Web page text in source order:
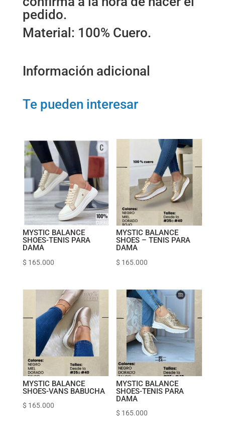
pedido.
Material: 100% Cuero.
Información adicional
Te pueden interesar
MYSTIC BALANCE
SHOES-TENIS PARA
DAMA
$ 165.000
MYSTIC BALANCE
SHOES – TENIS PARA
DAMA
$ 165.000
MYSTIC BALANCE
SHOES-VANS BABUCHA
$ 165.000
MYSTIC BALANCE
SHOES-TENIS PARA
DAMA
$ 165.000